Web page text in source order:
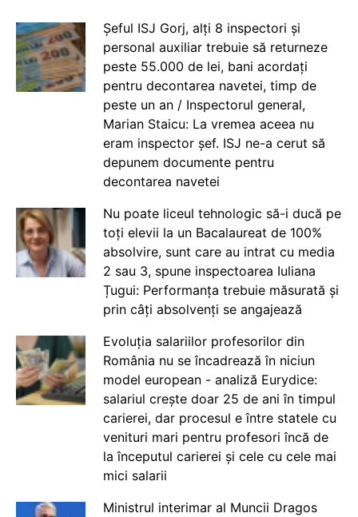
Șeful ISJ Gorj, alți 8 inspectori și
personal auxiliar trebuie să returneze
peste 55.000 de lei, bani acordați
pentru decontarea navetei, timp de
peste un an / Inspectorul general,
Marian Staicu: La vremea aceea nu
eram inspector șef. ISJ ne-a cerut să
depunem documente pentru
decontarea navetei
Nu poate liceul tehnologic să-i ducă pe
toți elevii la un Bacalaureat de 100%
absolvire, sunt care au intrat cu media
2 sau 3, spune inspectoarea Iuliana
Țugui: Performanța trebuie măsurată și
prin câți absolvenți se angajează
Evoluția salariilor profesorilor din
România nu se încadrează în niciun
model european - analiză Eurydice:
salariul crește doar 25 de ani în timpul
carierei, dar procesul e între statele cu
venituri mari pentru profesori încă de
la începutul carierei și cele cu cele mai
mici salarii
Ministrul interimar al Muncii Dragos